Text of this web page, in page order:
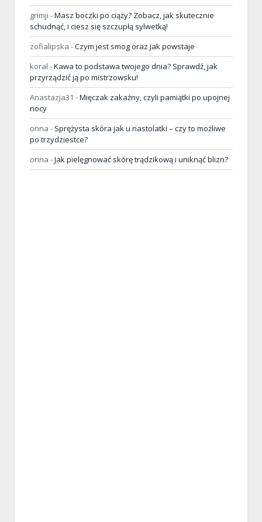
grimji -Masz boczki po ciąży? Zobacz, jak skutecznie
schudnąć, i ciesz się szczupłą sylwetką!
zofialipska -Czym jest smog oraz jak powstaje
koral -Kawa to podstawa twojego dnia? Sprawdź, jak
przyrządzić ją po mistrzowsku!
Anastazja31 -Mięczak zakaźny, czyli pamiątki po upojnej
nocy
onna - Sprężysta skóra jak u nastolatki – czy to możliwe
po trzydziestce?
onna -Jak pielęgnować skórę trądzikową i uniknąć blizn?